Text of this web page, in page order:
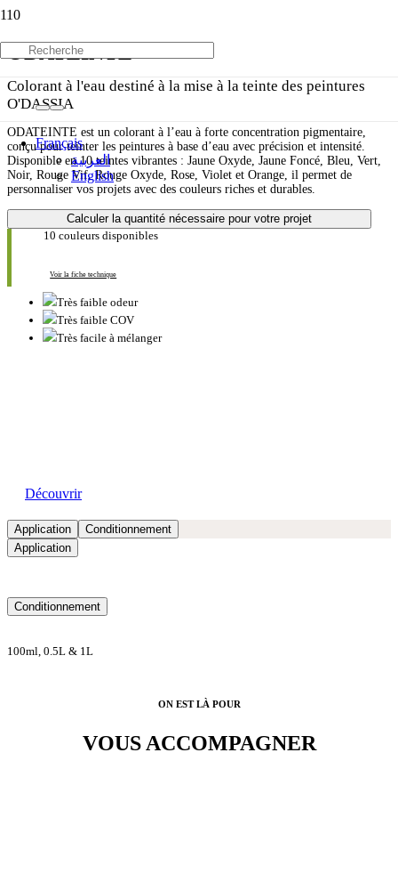
Français
العربية
English
ODATEINTE
Colorant à l'eau destiné à la mise à la teinte des peintures
O'DASSIA
ODATEINTE est un colorant à l’eau à forte concentration pigmentaire,
conçu pour teinter les peintures à base d’eau avec précision et intensité.
Disponible en 10 teintes vibrantes : Jaune Oxyde, Jaune Foncé, Bleu, Vert,
Noir, Rouge Vif, Rouge Oxyde, Rose, Violet et Orange, il permet de
personnaliser vos projets avec des couleurs riches et durables.
Calculer la quantité nécessaire pour votre projet
10 couleurs disponibles
Voir la fiche technique
Très faible odeur
Très faible COV
Très facile à mélanger
Découvrir
Application
Conditionnement
Application
Conditionnement
100ml, 0.5L & 1L
ON EST LÀ POUR
VOUS ACCOMPAGNER